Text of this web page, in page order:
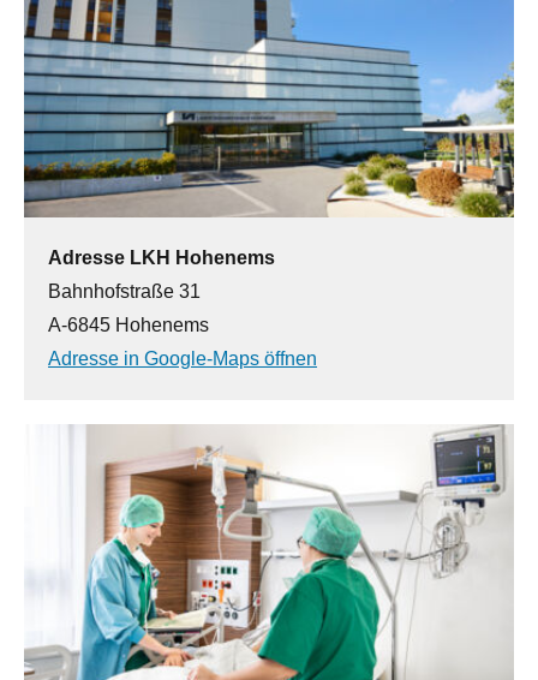
Adresse LKH Hohenems
Bahnhofstraße 31
A-6845 Hohenems
Adresse in Google-Maps öffnen